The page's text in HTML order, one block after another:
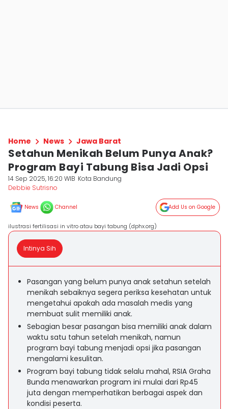
Home News Jawa Barat
Setahun Menikah Belum Punya Anak?
Program Bayi Tabung Bisa Jadi Opsi
14 Sep 2025, 16:20 WIB Kota Bandung
Debbie Sutrisno
News Channel Add Us on Google
ilustrasi fertilisasi in vitro atau bayi tabung (dphx.org)
Intinya Sih
Pasangan yang belum punya anak setahun setelah
menikah sebaiknya segera periksa kesehatan untuk
mengetahui apakah ada masalah medis yang
membuat sulit memiliki anak.
Sebagian besar pasangan bisa memiliki anak dalam
waktu satu tahun setelah menikah, namun
program bayi tabung menjadi opsi jika pasangan
mengalami kesulitan.
Program bayi tabung tidak selalu mahal, RSIA Graha
Bunda menawarkan program ini mulai dari Rp45
juta dengan memperhatikan berbagai aspek dan
kondisi peserta.